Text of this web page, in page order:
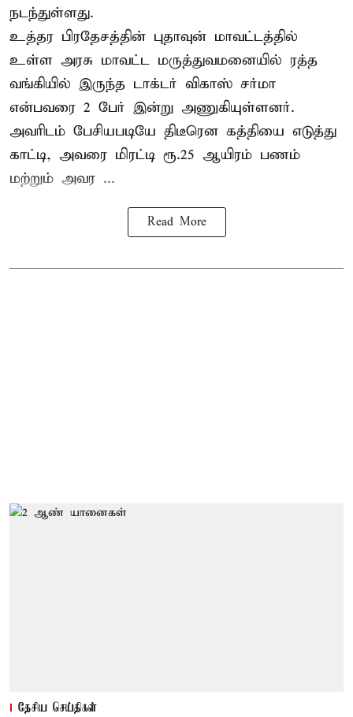
நடந்துள்ளது.
உத்தர பிரதேசத்தின் புதாவுன் மாவட்டத்தில்
உள்ள அரசு மாவட்ட மருத்துவமனையில் ரத்த
வங்கியில் இருந்த டாக்டர் விகாஸ் சர்மா
என்பவரை 2 பேர் இன்று அணுகியுள்ளனர்.
அவரிடம் பேசியபடியே திடீரென கத்தியை எடுத்து
காட்டி, அவரை மிரட்டி ரூ.25 ஆயிரம் பணம்
மற்றும் அவர ...
Read More
தேசிய செய்திகள்